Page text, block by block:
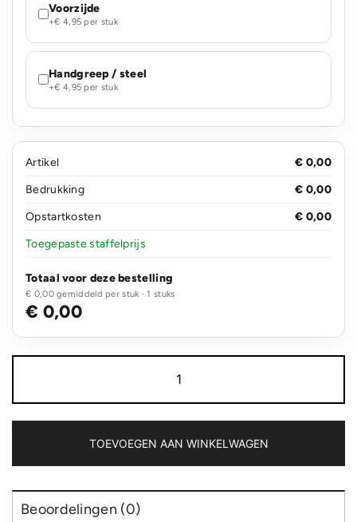
Voorzijde
+€ 4,95 per stuk
Handgreep / steel
+€ 4,95 per stuk
Artikel
€ 0,00
Bedrukking
€ 0,00
Opstartkosten
€ 0,00
Toegepaste staffelprijs
Totaal voor deze bestelling
€ 0,00 gemiddeld per stuk · 1 stuks
€ 0,00
aluminium
TOEVOEGEN AAN WINKELWAGEN
Beoordelingen (0)